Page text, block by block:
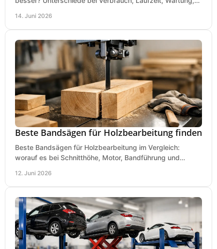
14. Juni 2026
Beste Bandsägen für Holzbearbeitung finden
Beste Bandsägen für Holzbearbeitung im Vergleich:
worauf es bei Schnitthöhe, Motor, Bandführung und
12. Juni 2026